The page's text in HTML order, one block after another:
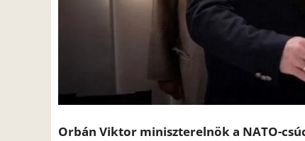
Orbán Viktor miniszterelnök a NATO-